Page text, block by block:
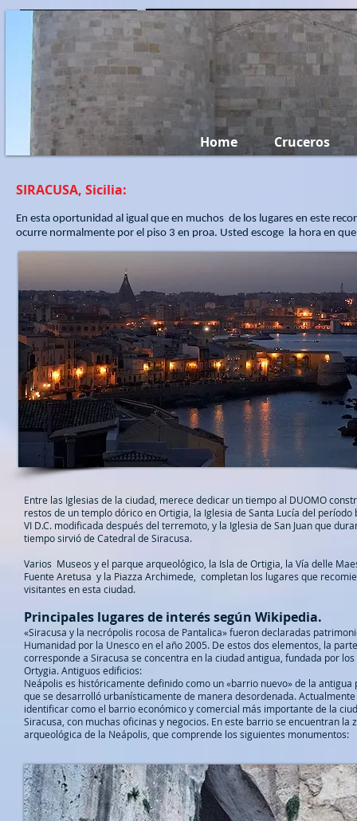
Miami Travel...
SIRACUSA, Sicilia:
En esta oportunidad al igual que en muchos de los lugares en este
ocurre normalmente por el piso 3 en proa. Usted escoge la hora en
Entre las Iglesias de la ciudad, merece dedicar un tiempo al DUOMO
restos de un templo dórico en Ortigia, la Iglesia de Santa Lucía del período
VI D.C. modificada después del terremoto, y la Iglesia de San Juan que
tiempo sirvió de Catedral de Siracusa.
Varios Museos y el parque arqueológico, la Isla de Ortigia, la Vía delle
Fuente Aretusa y la Piazza Archimede,
completan los lugares que
visitantes en esta ciudad.
Principales lugares de interés según Wikipedia.
«Siracusa y la necrópolis rocosa de Pantalica» fueron declaradas
Humanidad por la Unesco en el año 2005. De estos dos elementos, la
corresponde a Siracusa se concentra en la ciudad antigua, fundada por
Ortygia. Antiguos edificios:
Neápolis es históricamente definido como un «barrio nuevo» de la antigua
que se desarrolló urbanísticamente de manera desordenada.
identificar como el barrio económico y comercial más importante de la
Siracusa, con muchas oficinas y negocios. En este barrio se encuentran la
arqueológica de la Neápolis, que comprende los siguientes monumentos:
Home Cruceros